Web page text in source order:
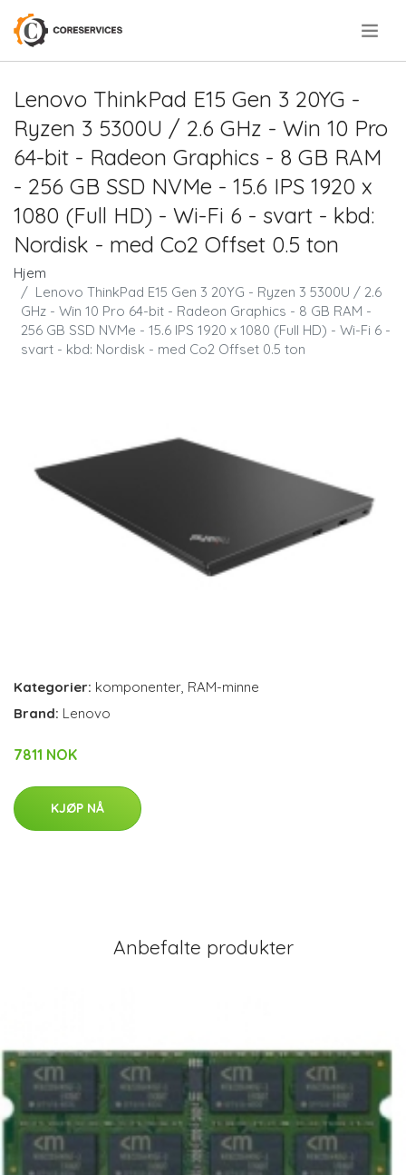
Lenovo ThinkPad E15 Gen 3 20YG -
Ryzen 3 5300U / 2.6 GHz - Win 10 Pro
64-bit - Radeon Graphics - 8 GB RAM
- 256 GB SSD NVMe - 15.6 IPS 1920 x
1080 (Full HD) - Wi-Fi 6 - svart - kbd:
Nordisk - med Co2 Offset 0.5 ton
Hjem
Lenovo ThinkPad E15 Gen 3 20YG - Ryzen 3 5300U / 2.6
GHz - Win 10 Pro 64-bit - Radeon Graphics - 8 GB RAM -
256 GB SSD NVMe - 15.6 IPS 1920 x 1080 (Full HD) - Wi-Fi 6 -
svart - kbd: Nordisk - med Co2 Offset 0.5 ton
Kategorier: komponenter RAM-minne
Brand: Lenovo
7811 NOK
KJØP NÅ
Anbefalte produkter